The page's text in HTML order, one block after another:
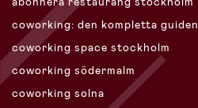
coworking: den kompletta guiden
coworking space stockholm
coworking södermalm
coworking solna